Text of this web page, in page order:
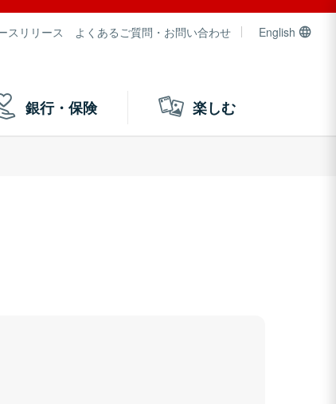
スリリース よくあるご質問・お問い合わせ English
銀行・保険 楽しむ